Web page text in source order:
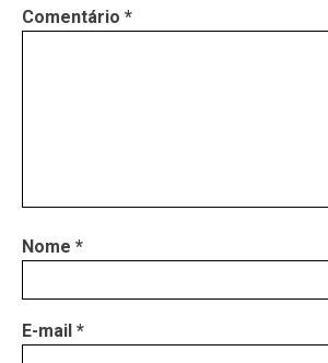
Comentário *
Nome *
E-mail *